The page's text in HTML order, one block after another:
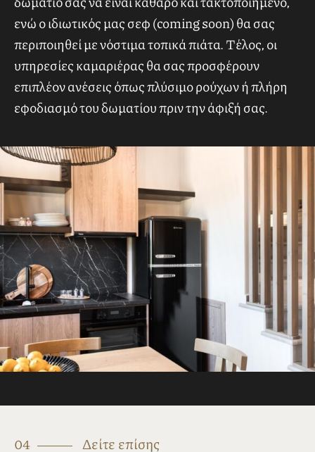
επιπλέον συμβουλές για τον προορισμό, ενώ το
room service (coming soon) θα σας προσφέρει ένα
‘έξυπνο’ μενού με ποτά, ελαφρύ φαγητό και
επιδόρπια. Η ομάδα καθαριότητας θα φροντίσει το
δωμάτιό σας να είναι καθαρό και τακτοποιημένο,
ενώ ο ιδιωτικός μας σεφ (coming soon) θα σας
υπηρεσίες καμαριέρας θα σας προσφέρουν
επιπλέον ανέσεις όπως πλύσιμο ρούχων ή πλήρη
εφοδιασμό του δωματίου πριν την άφιξή σας.